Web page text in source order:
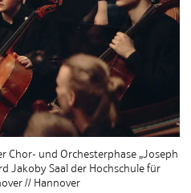
Chor- und Orchesterphase „Joseph
Jakoby Saal der Hochschule für
// Hannover